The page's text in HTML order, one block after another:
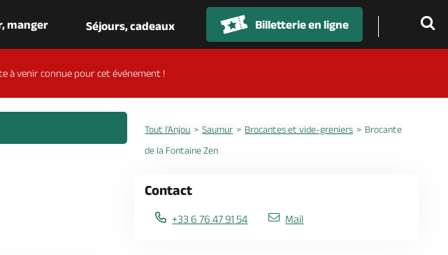
manger Séjours, cadeaux Billetterie en ligne
à venir connue pour cet événement !
Tout l'Anjou Saumur Brocantes et vide-greniers
Brocante
de la Fontaine Zen
Contact
+33 6 76 47 91 54 Mail